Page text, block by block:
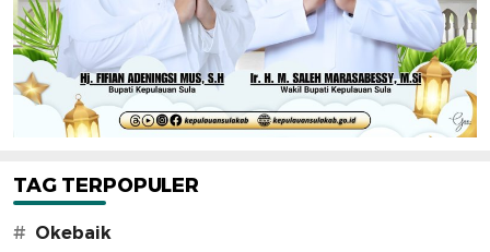
TAG TERPOPULER
# Okebaik